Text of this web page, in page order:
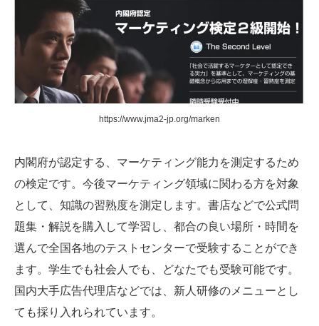
https://www.jma2-jp.org/marken
内閣府が認定する、マーケティング能力を測定するため
の検定です。今後マーケティング領域に関わる方を対象
として、知識の習熟度を測定します。書店などで公式問
題集・解説を購入して学習し、都合の良い場所・時間を
選んで全国各地のテストセンターで受験することができ
ます。学生でも社会人でも、どなたでも受験可能です。
国内大手広告代理店などでは、新人研修のメニューとし
ても採り入れられています。